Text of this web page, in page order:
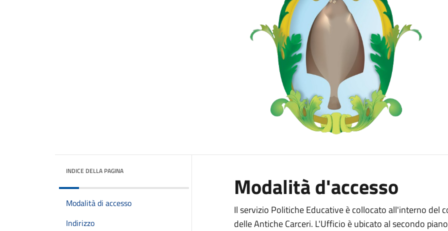
INDICE DELLA PAGINA
Modalità di accesso
Indirizzo
Modalità d'accesso
Il servizio Politiche Educative è collocato all'interno del
delle Antiche Carceri. L'Ufficio è ubicato al secondo